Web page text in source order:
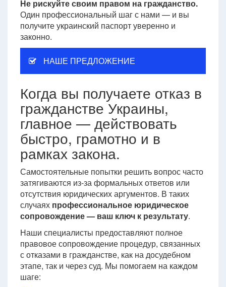
Не рискуйте своим правом на гражданство.
Один профессиональный шаг с нами — и вы
получите украинский паспорт уверенно и
законно.
НАШЕ ПРЕДЛОЖЕНИЕ
Когда вы получаете отказ в
гражданстве Украины,
главное — действовать
быстро, грамотно и в
рамках закона.
Самостоятельные попытки решить вопрос часто
затягиваются из-за формальных ответов или
отсутствия юридических аргументов. В таких
случаях профессиональное юридическое
сопровождение — ваш ключ к результату.
Наши специалисты предоставляют полное
правовое сопровождение процедур, связанных
с отказами в гражданстве, как на досудебном
этапе, так и через суд. Мы помогаем на каждом
шаге: